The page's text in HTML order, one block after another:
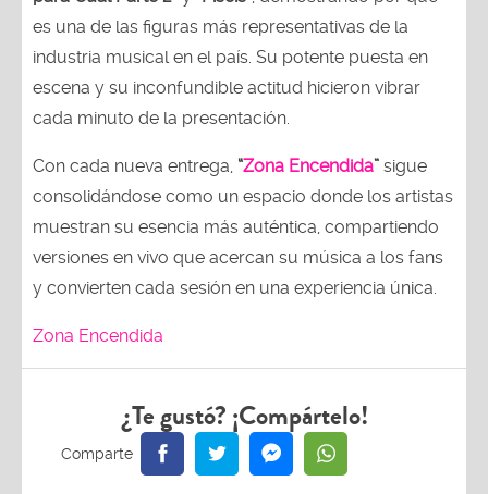
es una de las figuras más representativas de la
industria musical en el país. Su potente puesta en
escena y su inconfundible actitud hicieron vibrar
cada minuto de la presentación.
Con cada nueva entrega, “Zona Encendida” sigue
consolidándose como un espacio donde los artistas
muestran su esencia más auténtica, compartiendo
versiones en vivo que acercan su música a los fans
y convierten cada sesión en una experiencia única.
Zona Encendida
¿Te gustó? ¡Compártelo!